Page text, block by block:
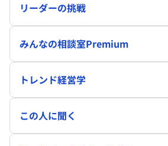
リーダーの挑戦
みんなの相談室Premium
トレンド経営学
この人に聞く